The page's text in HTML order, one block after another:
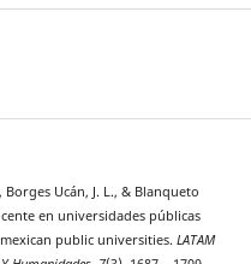
Ucán, J. L., & Blanqueto
en universidades públicas
public universities. LATAM